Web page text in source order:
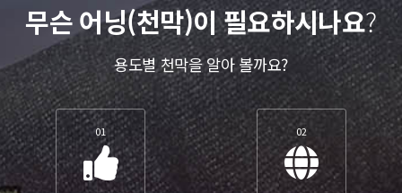
무슨 어닝(천막)이 필요하시나요?
용도별 천막을 알아 볼까요?
01 02